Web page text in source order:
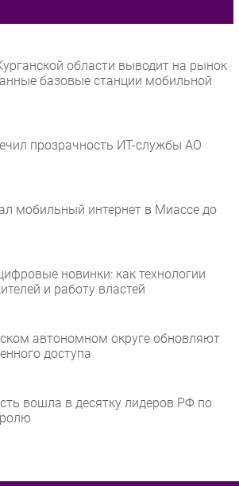
области выводит на рынок
базовые станции мобильной
прозрачность ИТ-службы АО
мобильный интернет в Миассе до
новинки: как технологии
и работу властей
автономном округе обновляют
доступа
вошла в десятку лидеров РФ по